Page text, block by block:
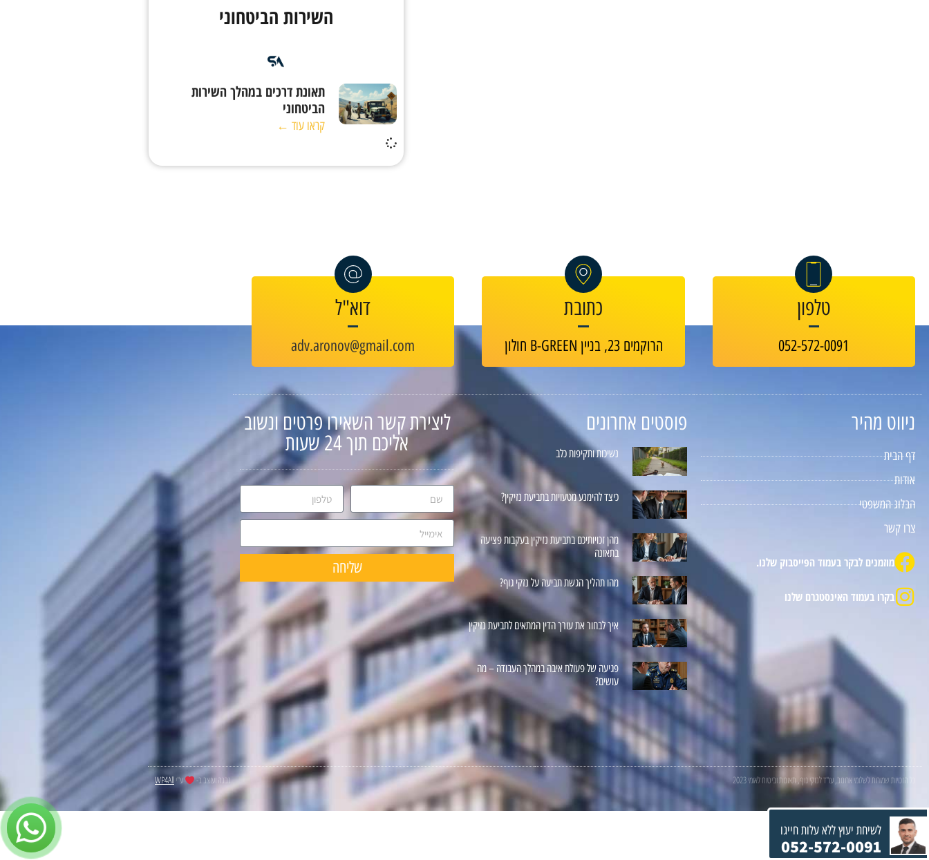
השירות הביטחוני
תאונת דרכים במהלך השירות
הביטחוני
קראו עוד ←
טלפון
052-572-0091
כתובת
הרוקמים 23, בניין B-GREEN חולון
דוא"ל
adv.aronov@gmail.com
ניווט מהיר
דף הבית
אודות
הבלוג המשפטי
צרו קשר
מוזמנים לבקר בעמוד הפייסבוק שלנו.
בקרו בעמוד האינסטגרם שלנו
פוסטים אחרונים
נשיכות ותקיפות כלב
כיצד להימנע מטעויות בתביעת נזיקין?
מהן זכויותיכם בתביעת נזיקין בעקבות פציעה
בתאונה
מהו תהליך הגשת תביעה על נזקי גוף?
איך לבחור את עורך הדין המתאים לתביעת נזיקין
פגיעה של פעולת איבה במהלך העבודה – מה
עושים?
ליצירת קשר השאירו פרטים ונשוב
אליכם תוך 24 שעות
שליחה
כל הזכויות שמורות לשלומי ארונוב, עו"ד לנזקי גוף, תאונות וביטוח לאומי 2023 נבנה ועוצב ב- ע"יWP4All
לשיחת יעוץ ללא עלות חייגו
052-572-0091